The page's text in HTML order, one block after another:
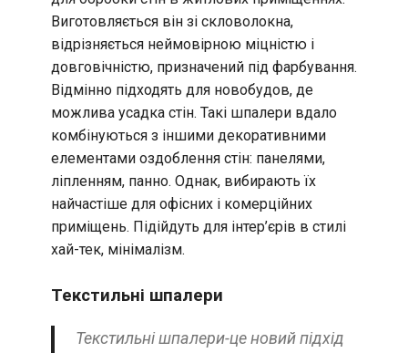
Виготовляється він зі скловолокна,
відрізняється неймовірною міцністю і
довговічністю, призначений під фарбування.
Відмінно підходять для новобудов, де
можлива усадка стін. Такі шпалери вдало
комбінуються з іншими декоративними
елементами оздоблення стін: панелями,
ліпленням, панно. Однак, вибирають їх
найчастіше для офісних і комерційних
приміщень. Підійдуть для інтер’єрів в стилі
хай-тек, мінімалізм.
Текстильні шпалери
Текстильні шпалери-це новий підхід